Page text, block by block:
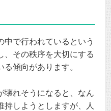
中で行われているという
、その秩序を大切にする
傾向があります。
壊れそうになると、なん
持しようとしますが、人